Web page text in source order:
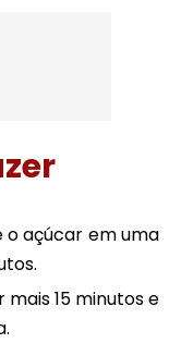
o açúcar em uma
15 minutos e